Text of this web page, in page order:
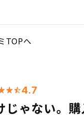
TOPへ
4.7
じゃない。